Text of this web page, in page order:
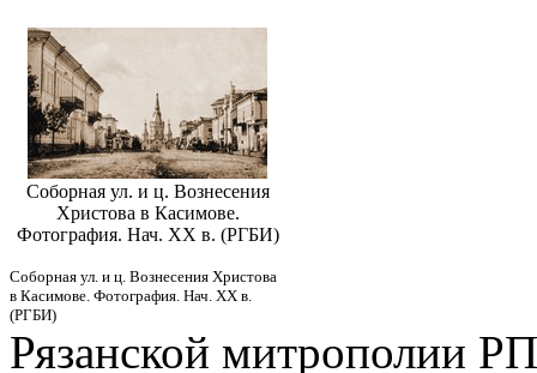
Соборная ул. и ц. Вознесения
Христова в Касимове.
Фотография. Нач. ХХ в. (РГБИ)
Соборная ул. и ц. Вознесения Христова
в Касимове. Фотография. Нач. ХХ в.
(РГБИ)
Рязанской митрополии